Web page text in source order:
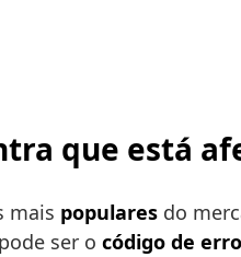
que está
mais populares do
ser o código de